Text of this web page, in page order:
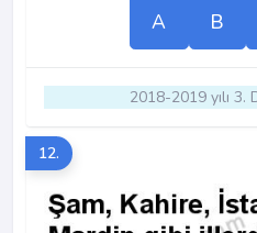
A B
2018-2019 yılı 3.
12.